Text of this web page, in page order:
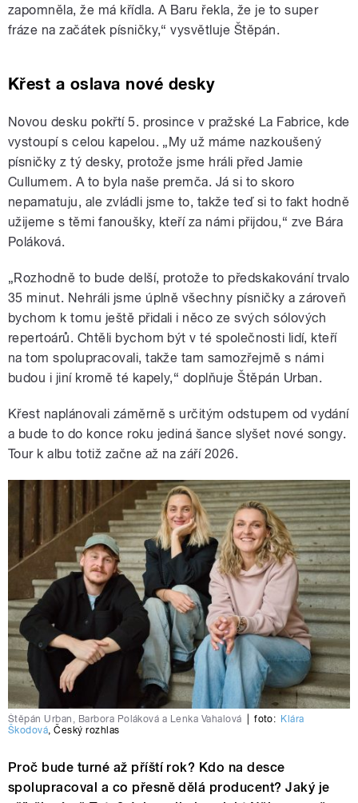
zapomněla, že má křídla. A Baru řekla, že je to super
fráze na začátek písničky,“ vysvětluje Štěpán.
Křest a oslava nové desky
Novou desku pokřtí 5. prosince v pražské La Fabrice, kde
vystoupí s celou kapelou. „My už máme nazkoušený
písničky z tý desky, protože jsme hráli před Jamie
Cullumem. A to byla naše premča. Já si to skoro
nepamatuju, ale zvládli jsme to, takže teď si to fakt hodně
užijeme s těmi fanoušky, kteří za námi přijdou,“ zve Bára
Poláková.
„Rozhodně to bude delší, protože to předskakování trvalo
35 minut. Nehráli jsme úplně všechny písničky a zároveň
bychom k tomu ještě přidali i něco ze svých sólových
repertoárů. Chtěli bychom být v té společnosti lidí, kteří
na tom spolupracovali, takže tam samozřejmě s námi
budou i jiní kromě té kapely,“ doplňuje Štěpán Urban.
Křest naplánovali záměrně s určitým odstupem od vydání
a bude to do konce roku jediná šance slyšet nové songy.
Tour k albu totiž začne až na září 2026.
Štěpán Urban, Barbora Poláková a Lenka Vahalová foto: Klára
Škodová,Český rozhlas
Proč bude turné až příští rok? Kdo na desce
spolupracoval a co přesně dělá producent? Jaký je